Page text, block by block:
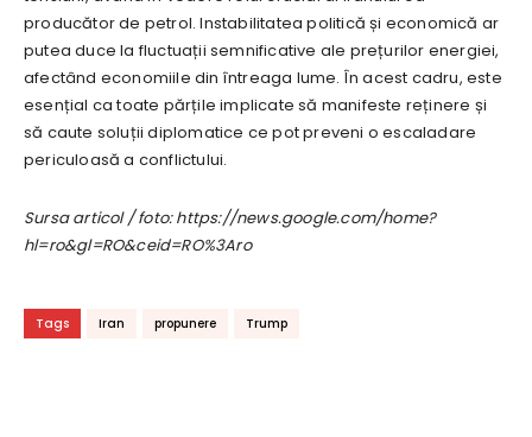
producător de petrol. Instabilitatea politică și economică ar
putea duce la fluctuații semnificative ale prețurilor energiei,
afectând economiile din întreaga lume. În acest cadru, este
esențial ca toate părțile implicate să manifeste reținere și
să caute soluții diplomatice ce pot preveni o escaladare
periculoasă a conflictului.
Sursa articol / foto: https://news.google.com/home?
hl=ro&gl=RO&ceid=RO%3Aro
Tags Iran propunere Trump